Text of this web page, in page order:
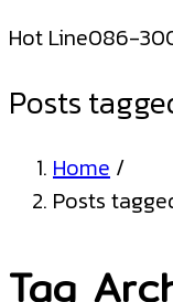
Hot Line086-
Posts
Home /
Posts
Tag